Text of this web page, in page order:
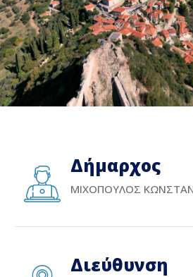
Δήμαρχος
ΜΙΧΟΠΟΥΛΟΣ
Διεύθυνση